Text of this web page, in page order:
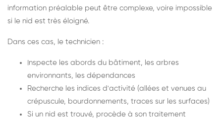
information préalable peut être complexe, voire impossible
si le nid est très éloigné.
Dans ces cas, le technicien :
Inspecte les abords du bâtiment, les arbres
environnants, les dépendances
Recherche les indices d'activité (allées et venues au
crépuscule, bourdonnements, traces sur les surfaces)
Si un nid est trouvé, procède à son traitement